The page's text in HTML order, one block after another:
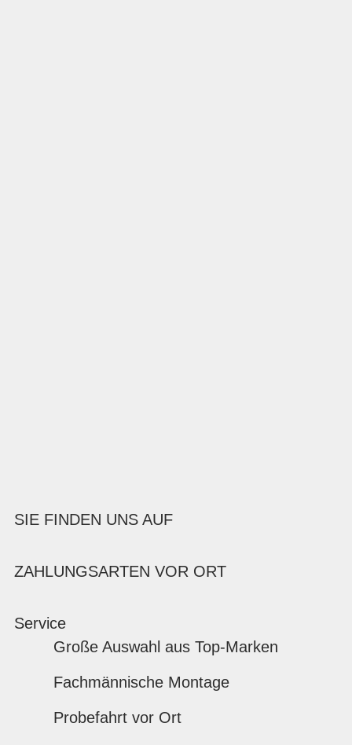
SIE FINDEN UNS AUF
ZAHLUNGSARTEN VOR ORT
Service
Große Auswahl aus Top-Marken
Fachmännische Montage
Probefahrt vor Ort